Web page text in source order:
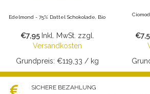
Edelmond - 75% Dattel Schokolade, Bio
€7,95 Inkl. MwSt. zzgl.
Versandkosten
Grundpreis: €119,33 / kg
SICHERE BEZAHLUNG